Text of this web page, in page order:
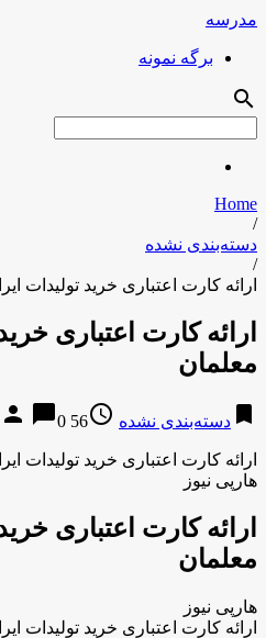
مدرسه
برگه نمونه
search
Home
/
دسته‌بندی نشده
/
ارائه کارت اعتباری خرید تولیدات
ارائه کارت اعتباری
معلمان
bookmark دسته‌بندی نشده access_time
56 years ago
person chat_bubble0
ارائه کارت اعتباری خرید تولیدات
هارپی نیوز
ارائه کارت اعتباری
معلمان
هارپی نیوز
ارائه کارت اعتباری خرید تولیدات